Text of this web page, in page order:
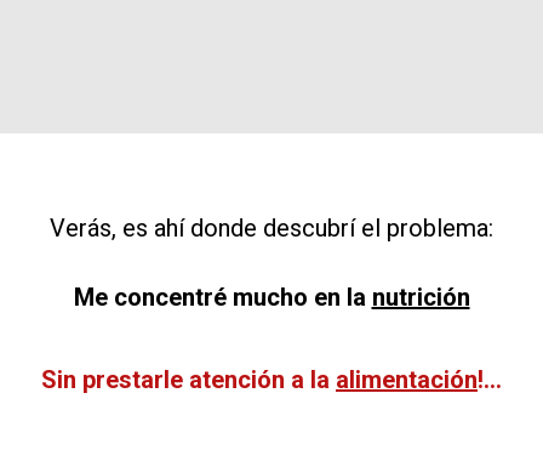
Verás, es ahí donde descubrí el problema:
Me concentré mucho en la nutrición
Sin prestarle atención a la alimentación!...